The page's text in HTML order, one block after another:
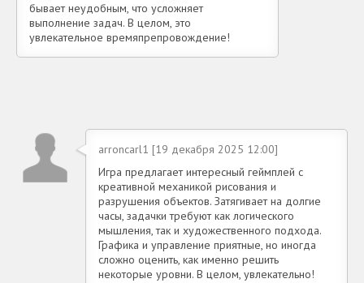
бывает неудобным, что усложняет
выполнение задач. В целом, это
увлекательное времяпрепровождение!
arroncarl1 [19 декабря 2025 12:00]
Игра предлагает интересный геймплей с
креативной механикой рисования и
разрушения объектов. Затягивает на долгие
часы, задачки требуют как логического
мышления, так и художественного подхода.
Графика и управление приятные, но иногда
сложно оценить, как именно решить
некоторые уровни. В целом, увлекательно!